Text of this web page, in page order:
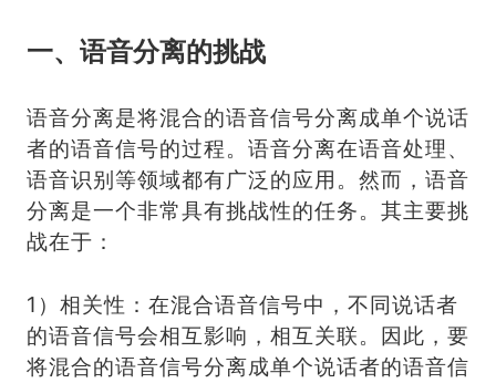
一、语音分离的挑战
语音分离是将混合的语音信号分离成单个说话
者的语音信号的过程。语音分离在语音处理、
语音识别等领域都有广泛的应用。然而，语音
分离是一个非常具有挑战性的任务。其主要挑
战在于：
1）相关性：在混合语音信号中，不同说话者
的语音信号会相互影响，相互关联。因此，要
将混合的语音信号分离成单个说话者的语音信